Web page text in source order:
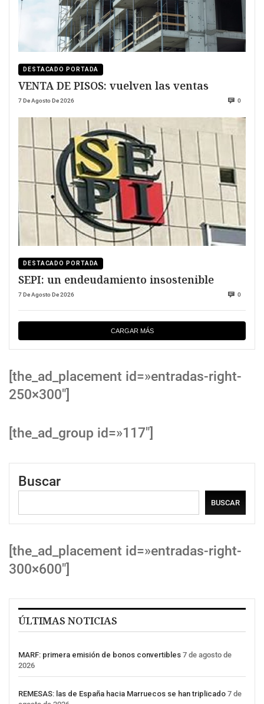
DESTACADO PORTADA
VENTA DE PISOS: vuelven las ventas
7 De Agosto De 2026 0
DESTACADO PORTADA
SEPI: un endeudamiento insostenible
7 De Agosto De 2026 0
CARGAR MÁS
[the_ad_placement id=»entradas-right-
250×300″]
[the_ad_group id=»117″]
Buscar
BUSCAR
[the_ad_placement id=»entradas-right-
300×600″]
ÚLTIMAS NOTICIAS
MARF: primera emisión de bonos convertibles 7 de agosto de
2026
REMESAS: las de España hacia Marruecos se han triplicado 7 de